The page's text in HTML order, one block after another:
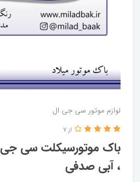
لوازم موتور سی جی ال
باک موتورسیکلت سی جی
، آبی صدفی
از 7